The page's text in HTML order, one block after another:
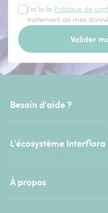
J'ai lu la Politique de
traitement de mes
Valider
Besoin d'aide ?
L'écosystème Interflora
À propos